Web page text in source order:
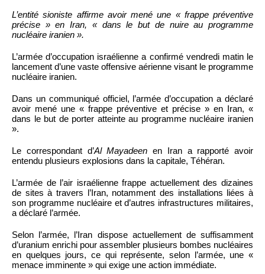
L’entité sioniste affirme avoir mené une « frappe préventive
précise » en Iran, « dans le but de nuire au programme
nucléaire iranien ».
L’armée d’occupation israélienne a confirmé vendredi matin le
lancement d’une vaste offensive aérienne visant le programme
nucléaire iranien.
Dans un communiqué officiel, l’armée d’occupation a déclaré
avoir mené une « frappe préventive et précise » en Iran, «
dans le but de porter atteinte au programme nucléaire iranien
».
Le correspondant d’Al Mayadeen en Iran a rapporté avoir
entendu plusieurs explosions dans la capitale, Téhéran.
L’armée de l’air israélienne frappe actuellement des dizaines
de sites à travers l’Iran, notamment des installations liées à
son programme nucléaire et d’autres infrastructures militaires,
a déclaré l’armée.
Selon l’armée, l’Iran dispose actuellement de suffisamment
d’uranium enrichi pour assembler plusieurs bombes nucléaires
en quelques jours, ce qui représente, selon l’armée, une «
menace imminente » qui exige une action immédiate.